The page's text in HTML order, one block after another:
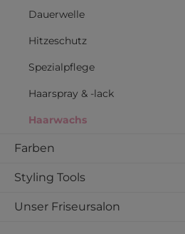
Dauerwelle
Hitzeschutz
Spezialpflege
Haarspray & -lack
Haarwachs
Farben
Styling Tools
Unser Friseursalon